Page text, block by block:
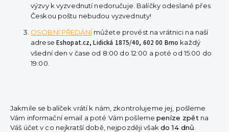
výzvy k vyzvednutí nedoručuje. Balíčky odeslané přes
Českou poštu nebudou vyzvednuty!
OSOBNÍ PŘEDÁNÍ můžete provést na vrátnici na naší
adrese Eshopat.cz, Lidická 1875/40, 602 00 Brno každý
všední den v čase od 8:00 do 12:00 a poté od 15:00 do
19:00.
Jakmile se balíček vrátí k nám, zkontrolujeme jej, pošleme
Vám informační email a poté Vám pošlemepeníze zpět na
Váš účet v co nejkratší době, nejpozději však do 14 dnů